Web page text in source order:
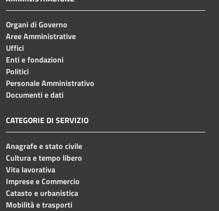
Organi di Governo
Aree Amministrative
Uffici
Enti e fondazioni
Politici
Personale Amministrativo
Documenti e dati
CATEGORIE DI SERVIZIO
Anagrafe e stato civile
Cultura e tempo libero
Vita lavorativa
Imprese e Commercio
Catasto e urbanistica
Mobilità e trasporti